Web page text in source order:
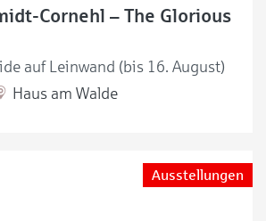
Cornehl – The Glorious
auf Leinwand (bis 16. August)
Haus am Walde
Ausstellungen